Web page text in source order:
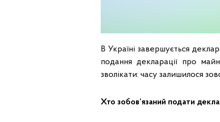
В Україні завершується
подання декларації про
зволікати: часу залишилося
Хто зобов’язаний подати